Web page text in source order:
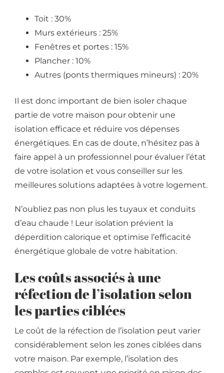
Toit : 30%
Murs extérieurs : 25%
Fenêtres et portes : 15%
Plancher : 10%
Autres (ponts thermiques mineurs) : 20%
Il est donc important de bien isoler chaque
partie de votre maison pour obtenir une
isolation efficace et réduire vos dépenses
énergétiques. En cas de doute, n’hésitez pas à
faire appel à un professionnel pour évaluer l’état
de votre isolation et vous conseiller sur les
meilleures solutions adaptées à votre logement.
N’oubliez pas non plus les tuyaux et conduits
d’eau chaude ! Leur isolation prévient la
déperdition calorique et optimise l’efficacité
énergétique globale de votre habitation.
Les coûts associés à une
réfection de l’isolation selon
les parties ciblées
Le coût de la réfection de l’isolation peut varier
considérablement selon les zones ciblées dans
votre maison. Par exemple, l’isolation des